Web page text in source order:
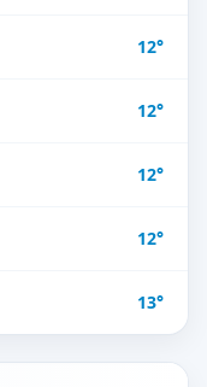
12°
12°
12°
12°
13°